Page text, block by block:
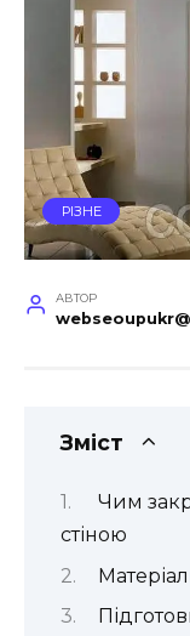
РІЗНЕ
АВТОР
Зміст
Чим
стіною